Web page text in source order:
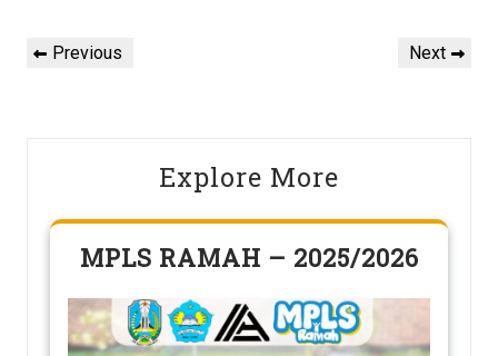
Post
navigation
Previous
Previous
Next
Next
Explore More
MPLS RAMAH – 2025/2026